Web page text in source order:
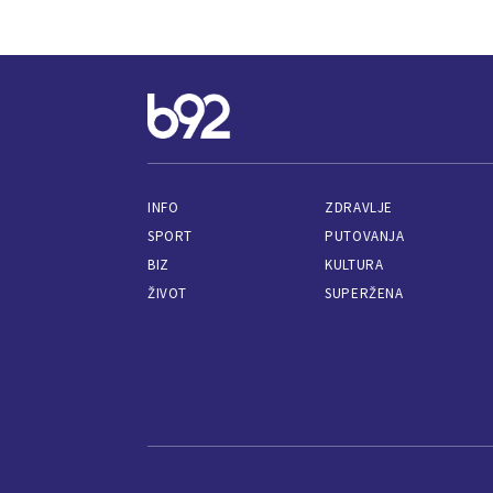
INFO
SPORT
BIZ
ŽIVOT
ZDRAVLJE
PUTOVANJA
KULTURA
SUPERŽENA